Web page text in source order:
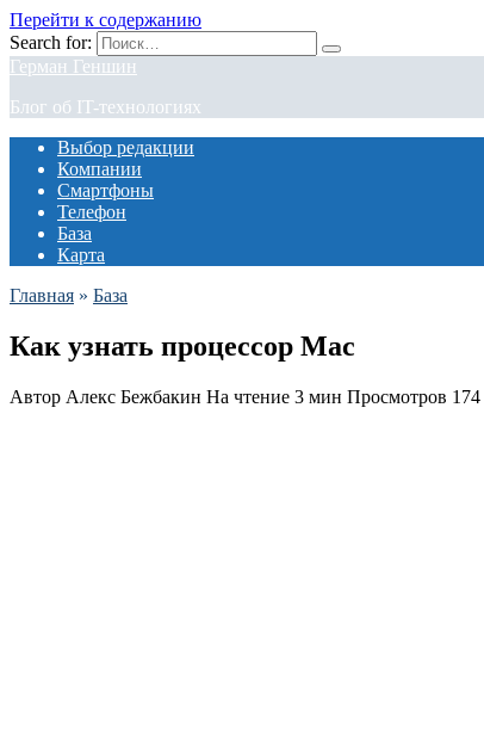
Перейти к содержанию
Search for:
Герман Геншин
Блог об IT-технологиях
Выбор редакции
Компании
Смартфоны
Телефон
База
Карта
Главная » База
Как узнать процессор Mac
Автор Алекс Бежбакин На чтение 3 мин Просмотров 174